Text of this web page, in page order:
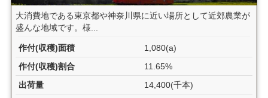
大消費地である東京都や神奈川県に近い場所として近郊農業が
盛んな地域です。様...
作付(収穫)面積
1,080(a)
作付(収穫)割合
11.65%
出荷量
14,400(千本)